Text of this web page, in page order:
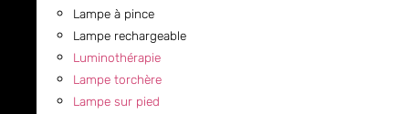
Lampe à pince
Lampe rechargeable
Luminothérapie
Lampe torchère
Lampe sur pied